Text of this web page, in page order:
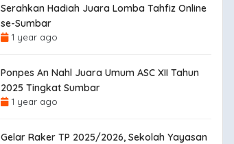
Serahkan Hadiah Juara Lomba Tahfiz Online
se-Sumbar
1 year ago
Ponpes An Nahl Juara Umum ASC XII Tahun
2025 Tingkat Sumbar
1 year ago
Gelar Raker TP 2025/2026, Sekolah Yayasan